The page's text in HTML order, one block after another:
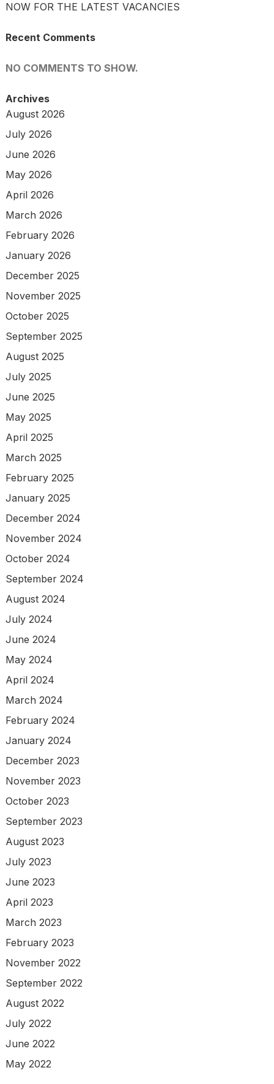
NOW FOR THE LATEST VACANCIES
Recent Comments
NO COMMENTS TO SHOW.
Archives
August 2026
July 2026
June 2026
May 2026
April 2026
March 2026
February 2026
January 2026
December 2025
November 2025
October 2025
September 2025
August 2025
July 2025
June 2025
May 2025
April 2025
March 2025
February 2025
January 2025
December 2024
November 2024
October 2024
September 2024
August 2024
July 2024
June 2024
May 2024
April 2024
March 2024
February 2024
January 2024
December 2023
November 2023
October 2023
September 2023
August 2023
July 2023
June 2023
April 2023
March 2023
February 2023
November 2022
September 2022
August 2022
July 2022
June 2022
May 2022